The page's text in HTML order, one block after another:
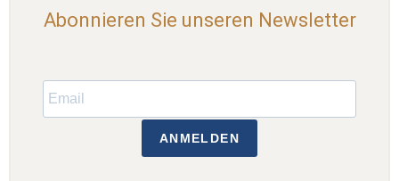
Abonnieren Sie unseren Newsletter
ANMELDEN